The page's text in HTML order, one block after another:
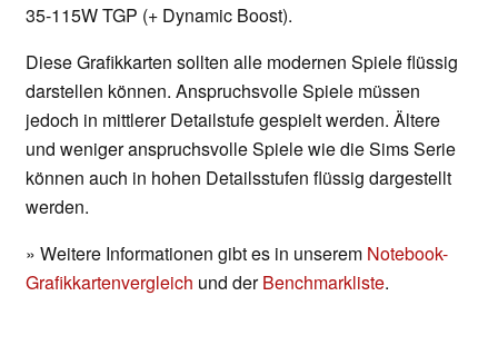
35-115W TGP (+ Dynamic Boost).
Diese Grafikkarten sollten alle modernen Spiele flüssig
darstellen können. Anspruchsvolle Spiele müssen
jedoch in mittlerer Detailstufe gespielt werden. Ältere
und weniger anspruchsvolle Spiele wie die Sims Serie
können auch in hohen Detailsstufen flüssig dargestellt
werden.
» Weitere Informationen gibt es in unserem Notebook-
Grafikkartenvergleich und derBenchmarkliste.